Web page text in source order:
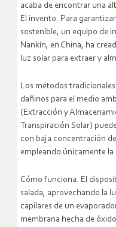
acaba de encontrar una
El invento. Para
sostenible, un equipo de
Nankín, en China, ha
luz solar para extraer y
Los métodos
dañinos para el medio
(Extracción y
Transpiración Solar)
con baja concentración
empleando únicamente la
Cómo funciona. El
salada, aprovechando la
capilares de un
membrana hecha de